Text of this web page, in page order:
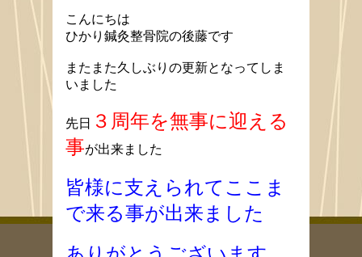
こんにちは
ひかり鍼灸整骨院の後藤です
またまた久しぶりの更新となってしま
いました
先日 ３周年を無事に迎える
事が出来ました
皆様に支えられてここま
で来る事が出来ました